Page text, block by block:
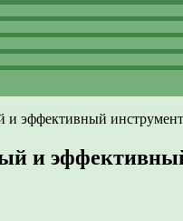
эффективный
и